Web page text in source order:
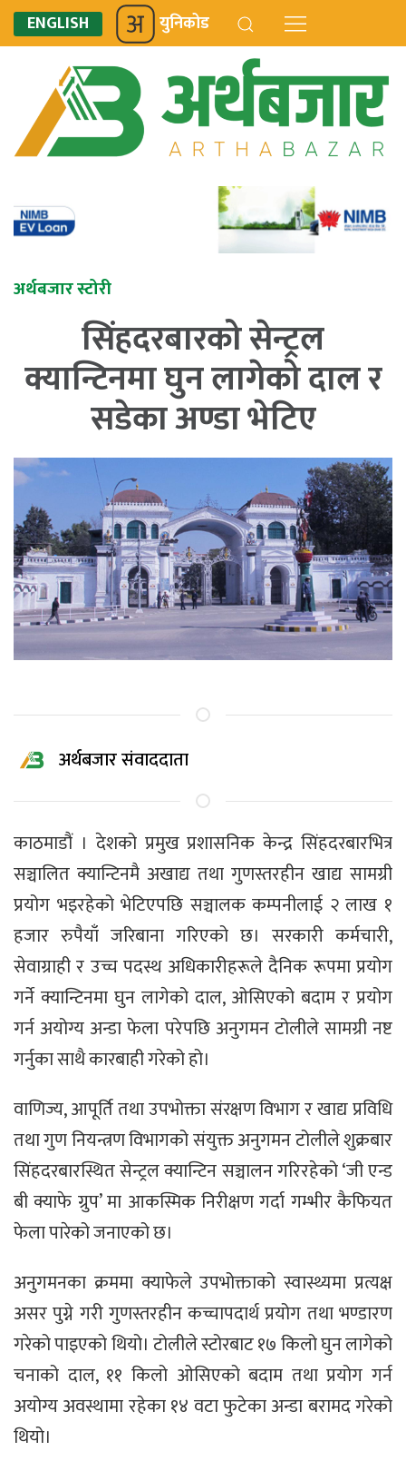
ENGLISH युनिकोड
अर्थबजार स्टोरी
सिंहदरबारको सेन्ट्रल
क्यान्टिनमा घुन लागेको दाल र
सडेका अण्डा भेटिए
अर्थबजार संवाददाता
काठमाडौं । देशको प्रमुख प्रशासनिक केन्द्र सिंहदरबारभित्र
सञ्चालित क्यान्टिनमै अखाद्य तथा गुणस्तरहीन खाद्य सामग्री
प्रयोग भइरहेको भेटिएपछि सञ्चालक कम्पनीलाई २ लाख १
हजार रुपैयाँ जरिबाना गरिएको छ। सरकारी कर्मचारी,
सेवाग्राही र उच्च पदस्थ अधिकारीहरूले दैनिक रूपमा प्रयोग
गर्ने क्यान्टिनमा घुन लागेको दाल, ओसिएको बदाम र प्रयोग
गर्न अयोग्य अन्डा फेला परेपछि अनुगमन टोलीले सामग्री नष्ट
गर्नुका साथै कारबाही गरेको हो।
वाणिज्य, आपूर्ति तथा उपभोक्ता संरक्षण विभाग र खाद्य प्रविधि
तथा गुण नियन्त्रण विभागको संयुक्त अनुगमन टोलीले शुक्रबार
सिंहदरबारस्थित सेन्ट्रल क्यान्टिन सञ्चालन गरिरहेको ‘जी एन्ड
बी क्याफे ग्रुप’ मा आकस्मिक निरीक्षण गर्दा गम्भीर कैफियत
फेला पारेको जनाएको छ।
अनुगमनका क्रममा क्याफेले उपभोक्ताको स्वास्थ्यमा प्रत्यक्ष
असर पुग्ने गरी गुणस्तरहीन कच्चापदार्थ प्रयोग तथा भण्डारण
गरेको पाइएको थियो। टोलीले स्टोरबाट १७ किलो घुन लागेको
चनाको दाल, ११ किलो ओसिएको बदाम तथा प्रयोग गर्न
अयोग्य अवस्थामा रहेका १४ वटा फुटेका अन्डा बरामद गरेको
थियो।